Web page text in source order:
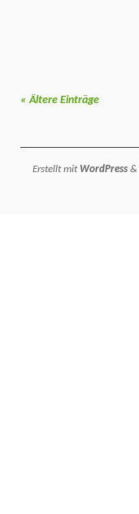
« Ältere Einträge
Erstellt mitWordPress &